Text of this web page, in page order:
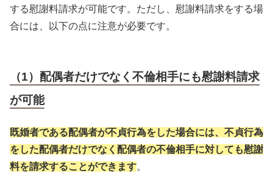
する慰謝料請求が可能です。ただし、慰謝料請求をする場
合には、以下の点に注意が必要です。
（1）配偶者だけでなく不倫相手にも慰謝料請求
が可能
既婚者である配偶者が不貞行為をした場合には、不貞行為
をした配偶者だけでなく配偶者の不倫相手に対しても慰謝
料を請求することができます。